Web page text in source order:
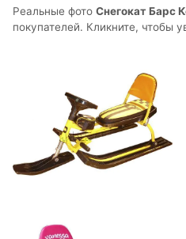
Реальные фото Снегокат Барс
покупателей. Кликните, чтобы